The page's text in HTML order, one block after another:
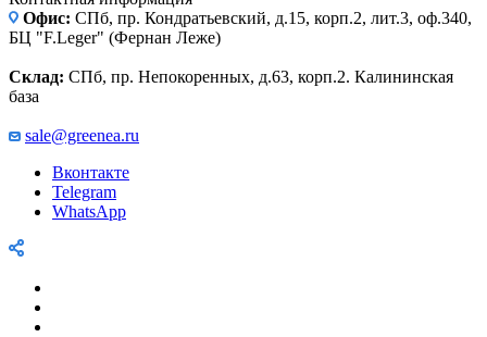
Офис: СПб, пр. Кондратьевский, д.15, корп.2, лит.3, оф.340,
БЦ "F.Leger" (Фернан Леже)
Склад: СПб, пр. Непокоренных, д.63, корп.2. Калининская
база
sale@greenea.ru
Вконтакте
Telegram
WhatsApp